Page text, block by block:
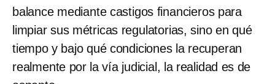
balance mediante castigos financieros para
limpiar sus métricas regulatorias, sino en qué
tiempo y bajo qué condiciones la recuperan
realmente por la vía judicial, la realidad es de